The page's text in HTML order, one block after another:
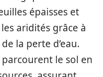
épaisses et
aridités grâce à
la perte d’eau.
le sol en